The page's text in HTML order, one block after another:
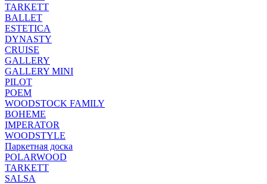
TARKETT
BALLET
ESTETICA
DYNASTY
CRUISE
GALLERY
GALLERY MINI
PILOT
POEM
WOODSTOCK FAMILY
BOHEME
IMPERATOR
WOODSTYLE
Паркетная доска
POLARWOOD
TARKETT
SALSA